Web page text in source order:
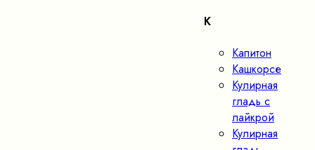
К
Капитон
Кашкорсе
Кулирная
гладь с
лайкрой
Кулирная